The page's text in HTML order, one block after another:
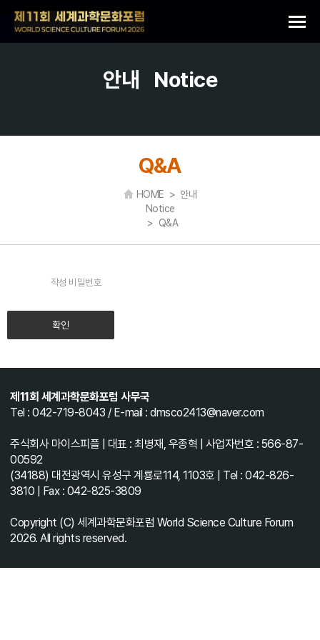
안내 Notice
Q&A
HOME > 안내
Notice
> Q&A
확인
제11회 세계과학문화포럼 사무국
Tel : 042-719-8043 / E-mail : dmsco2413@naver.com
주식회사 마이스피플 | 대표 : 최병재, 우종혁 | 사업자번호 : 566-87-
00592
(34188) 대전광역시 유성구 계룡로114, 1103호 | Tel : 042-826-
3810 | Fax : 042-825-3809
Copyright (C) 세계과학문화포럼 World Science Culture Forum
2026. All rights reserved.